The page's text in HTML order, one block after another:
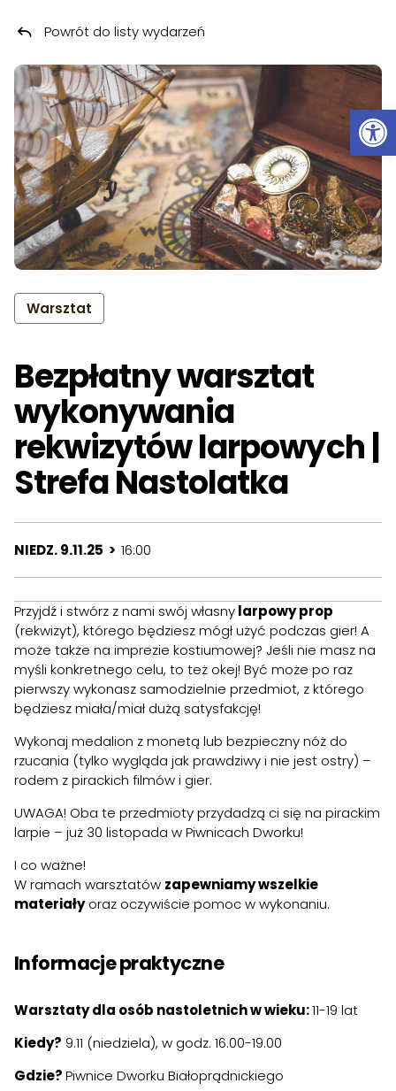
Przeskocz do treści
Warsztat
Bezpłatny warsztat
wykonywania
rekwizytów larpowych |
Strefa Nastolatka
NIEDZ. 9.11.25 > 16:00
Powrót do listy wydarzeń
Przyjdź i stwórz z nami swój własnylarpowy prop
(rekwizyt), którego będziesz mógł użyć podczas gier! A
może także na imprezie kostiumowej? Jeśli nie masz na
myśli konkretnego celu, to też okej! Być może po raz
pierwszy wykonasz samodzielnie przedmiot, z którego
będziesz miała/miał dużą satysfakcję!
Wykonaj medalion z monetą lub bezpieczny nóż do
rzucania (tylko wygląda jak prawdziwy i nie jest ostry) –
rodem z pirackich filmów i gier.
UWAGA! Oba te przedmioty przydadzą ci się na pirackim
larpie – już 30 listopada w Piwnicach Dworku!
I co ważne!
W ramach warsztatów zapewniamy wszelkie
materiałyoraz oczywiście pomoc w wykonaniu.
Informacje praktyczne
Warsztaty dla osób nastoletnich w wieku:11-19 lat
Kiedy? 9.11 (niedziela), w godz. 16.00-19.00
Gdzie?Piwnice Dworku Białoprądnickiego